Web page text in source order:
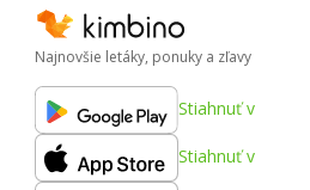
Najnovšie letáky, ponuky a zľavy
Stiahnuť v
Stiahnuť v